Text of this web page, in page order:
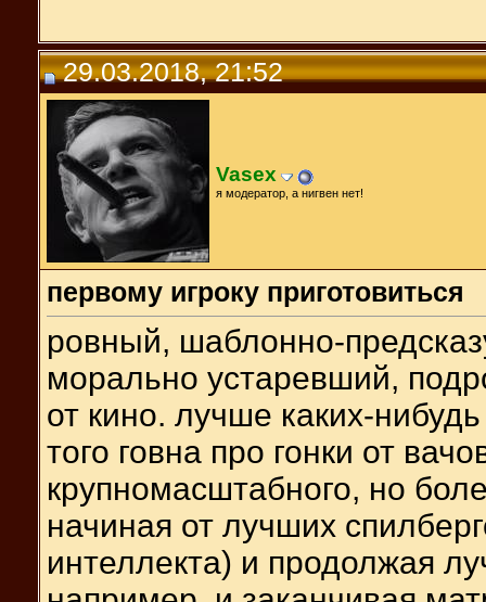
29.03.2018, 21:52
Vasex
я модератор, а нигвен нет!
первому игроку приготовиться
ровный, шаблонно-
морально устаревший,
от кино. лучше каких-
того говна про гонки от
крупномасштабного, но
начиная от лучших
интеллекта) и продолжая